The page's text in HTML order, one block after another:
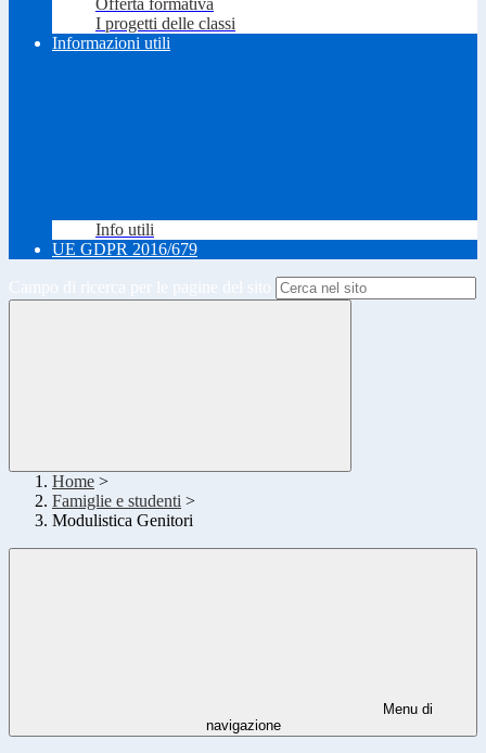
Offerta formativa
I progetti delle classi
Informazioni utili
Info utili
UE GDPR 2016/679
Home >
Famiglie e studenti >
Modulistica Genitori
Menu di
navigazione